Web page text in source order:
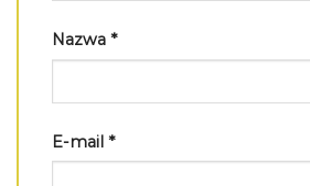
Nazwa *
E-mail *